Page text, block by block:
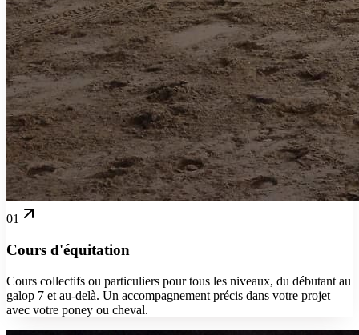
01
Cours d'équitation
Cours collectifs ou particuliers pour tous les niveaux, du débutant au
galop 7 et au-delà. Un accompagnement précis dans votre projet
avec votre poney ou cheval.